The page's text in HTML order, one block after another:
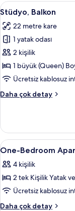
Stüdyo,
Balkon
için
tüm
fotoğrafları
görün
17
Stüdyo, Balkon
22 metre kare
1 yatak odası
2 kişilik
1 büyük (Queen)
Ücretsiz kablosuz
Daha çok detay
Stüdyo,
fazla
detay
One-
Bedroom
Apartment
için
tüm
fotoğrafları
10
One-Bedroom
4 kişilik
2 tek Kişilik Yatak
Ücretsiz kablosuz
Daha çok detay
One-